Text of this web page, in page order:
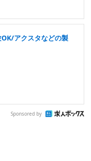
アクスタなどの製
Sponsored by